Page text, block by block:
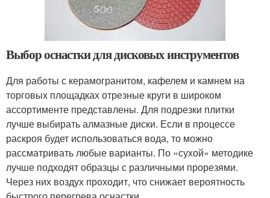
Выбор оснастки для дисковых инструментов
Для работы с керамогранитом, кафелем и камнем на
торговых площадках отрезные круги в широком
ассортименте представлены. Для подрезки плитки
лучше выбирать алмазные диски. Если в процессе
раскроя будет использоваться вода, то можно
рассматривать любые варианты. По «сухой» методике
лучше подходят образцы с различными прорезями.
Через них воздух проходит, что снижает вероятность